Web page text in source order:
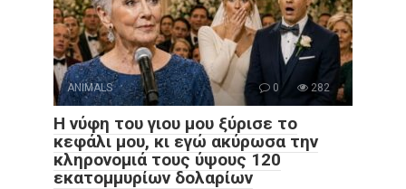
ANIMALS 0 282
Η νύφη του γιου μου ξύρισε το
κεφάλι μου, κι εγώ ακύρωσα την
κληρονομιά τους ύψους 120
εκατομμυρίων δολαρίων